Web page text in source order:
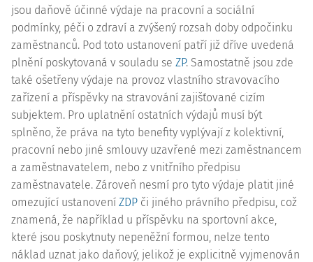
jsou daňově účinné výdaje na pracovní a sociální
podmínky, péči o zdraví a zvýšený rozsah doby odpočinku
zaměstnanců. Pod toto ustanovení patří již dříve uvedená
plnění poskytovaná v souladu se ZP. Samostatně jsou zde
také ošetřeny výdaje na provoz vlastního stravovacího
zařízení a příspěvky na stravování zajišťované cizím
subjektem. Pro uplatnění ostatních výdajů musí být
splněno, že práva na tyto benefity vyplývají z kolektivní,
pracovní nebo jiné smlouvy uzavřené mezi zaměstnancem
a zaměstnavatelem, nebo z vnitřního předpisu
zaměstnavatele. Zároveň nesmí pro tyto výdaje platit jiné
omezující ustanovení ZDP či jiného právního předpisu, což
znamená, že například u příspěvku na sportovní akce,
které jsou poskytnuty nepeněžní formou, nelze tento
náklad uznat jako daňový, jelikož je explicitně vyjmenován